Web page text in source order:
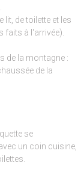
lit, de toilette et les
à l'arrivée).
de la montagne :
de la
se
un coin cuisine,